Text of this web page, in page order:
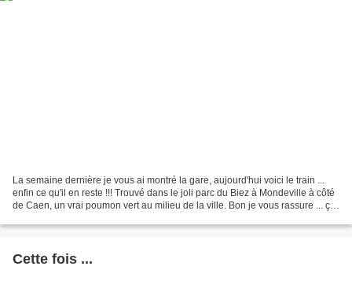
La semaine dernière je vous ai montré la gare, aujourd'hui voici le train ...
enfin ce qu'il en reste !!! Trouvé dans le joli parc du Biez à Mondeville à côté
de Caen, un vrai poumon vert au milieu de la ville. Bon je vous rassure ... ça
Cette fois ...